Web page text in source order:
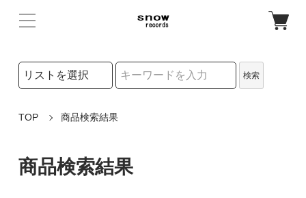
検索リストの選択
検索
TOP 商品検索結果
商品検索結果